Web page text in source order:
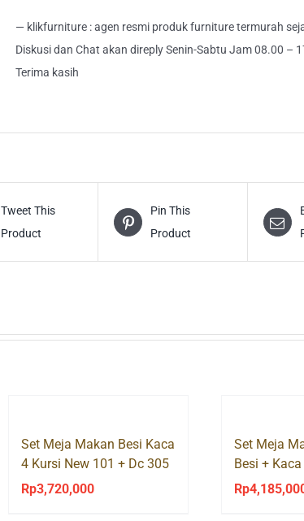
— klikfurniture : agen resmi produk furniture termurah
Diskusi dan Chat akan direply Senin-Sabtu Jam 08.00 –
Terima kasih
Tweet This
Product
Pin This
Product
Set Meja Makan Besi Kaca
4 Kursi New 101 + Dc 305
Success
Rp3,720,000
Set Meja
Besi +
108 + DC
Rp